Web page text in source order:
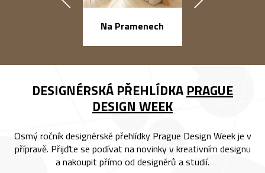
Na Pramenech
DESIGNÉRSKÁ PŘEHLÍDKA PRAGUE
DESIGN WEEK
Osmý ročník designérské přehlídky Prague Design Week je v
přípravě. Přijďte se podívat na novinky v kreativním designu
a nakoupit přímo od designérů a studií.